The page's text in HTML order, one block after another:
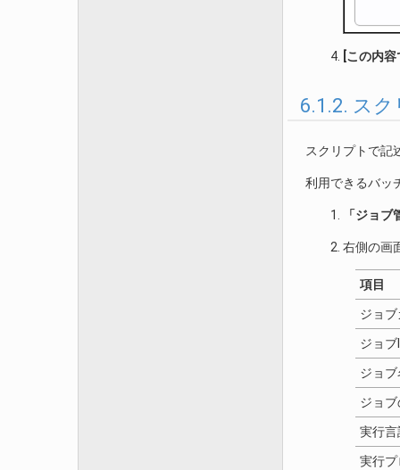
[この内
6.1.2. ス
スクリプトで記
利用できるバッ
「ジョブ
右側の画
項目
ジョ
ジョブ
ジョブ
ジョ
実行言
実行